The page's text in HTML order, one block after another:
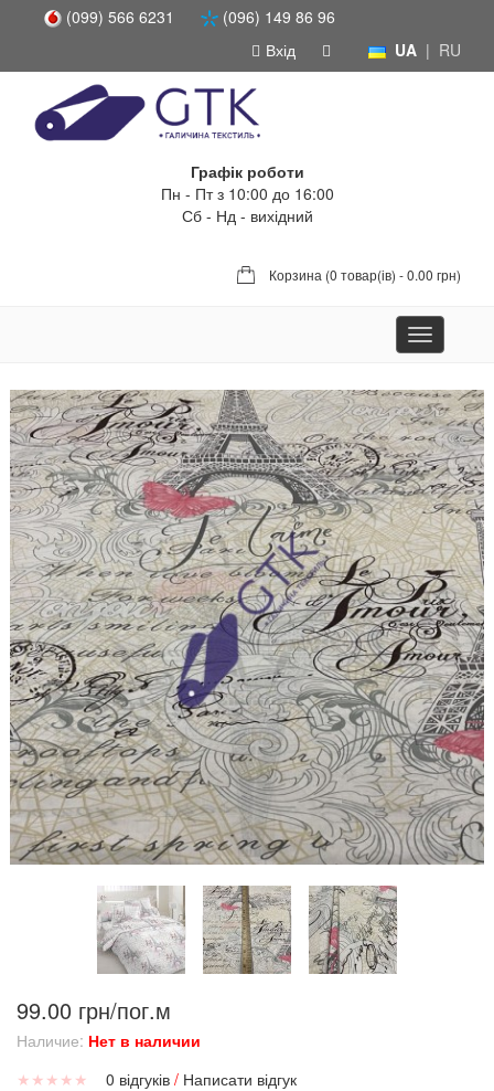
(099) 566 6231
(096) 149 86 96
UA | RU
Вхід
Графік роботи
Пн - Пт з 10:00 до 16:00
Сб - Нд - вихідний
Корзина (0 товар(ів) - 0.00 грн)
Toggle
navigation
99.00 грн/пог.м
Наличие: Нет в наличии
★ ★ ★ ★ ★ 0 відгуків / Написати відгук